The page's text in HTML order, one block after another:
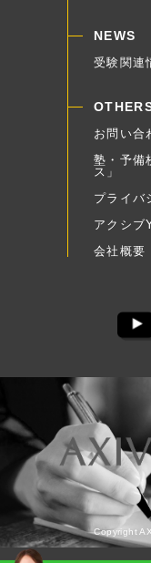
NEWS
受験関連
お問い合
塾・予備
ス」
プライバ
アクシブ
会社概要
Copyright